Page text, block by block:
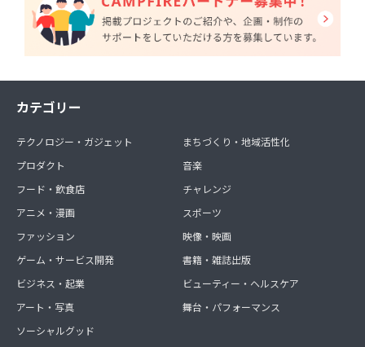
カテゴリー
テクノロジー・ガジェット
プロダクト
フード・飲食店
アニメ・漫画
ファッション
ゲーム・サービス開発
ビジネス・起業
アート・写真
ソーシャルグッド
まちづくり・地域活性化
音楽
チャレンジ
スポーツ
映像・映画
書籍・雑誌出版
ビューティー・ヘルスケア
舞台・パフォーマンス